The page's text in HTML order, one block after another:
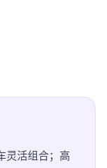
灵活组合；高